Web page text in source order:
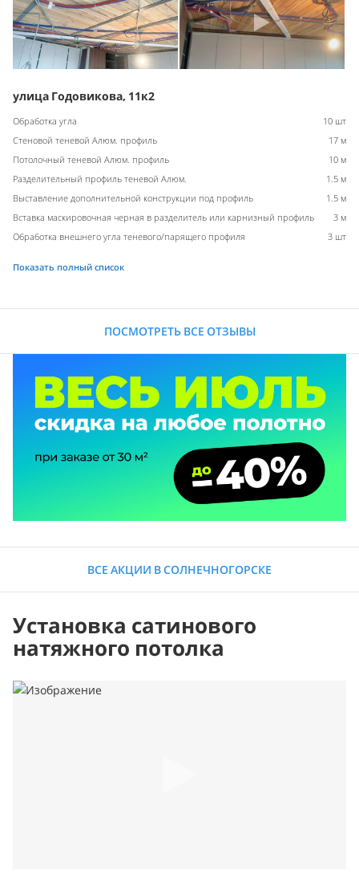
улица Годовикова, 11к2
Обработка угла
10 шт
Стеновой теневой Алюм. профиль
17 м
Потолочный теневой Алюм. профиль
10 м
Разделительный профиль теневой Алюм.
1.5 м
Выставление дополнительной конструкции под профиль
1.5 м
Вставка маскировочная черная в разделитель или карнизный профиль
3 м
Обработка внешнего угла теневого/парящего профиля
3 шт
Показать полный список
ПОСМОТРЕТЬ ВСЕ ОТЗЫВЫ
ВСЕ АКЦИИ В СОЛНЕЧНОГОРСКЕ
Установка сатинового
натяжного потолка